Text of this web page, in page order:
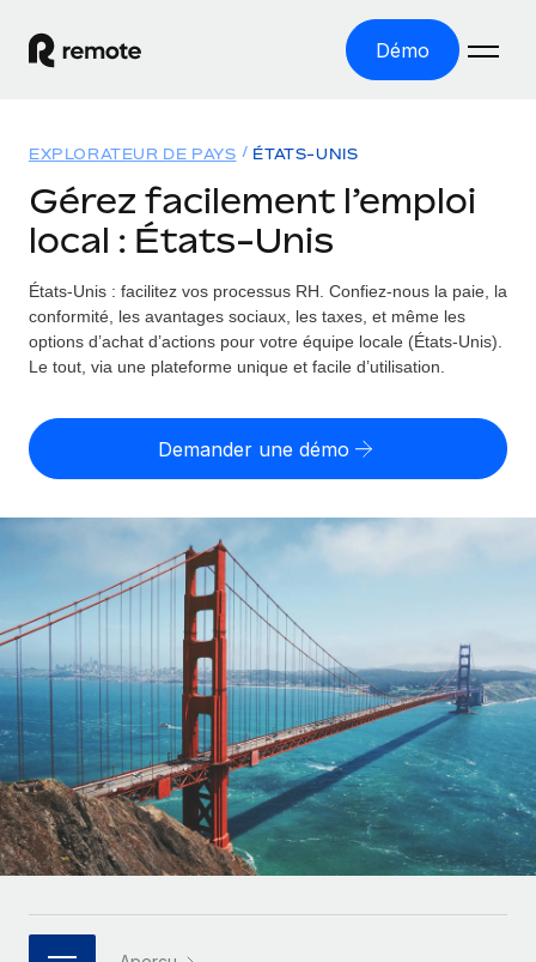
Démo
EMPLOI À L’INTERNATIONAL
Paie multipays
Gérez la paie facilement et en toute conformité
Employer of record
entités
Gestion des freelances
Intégrez et gérez vos freelances partout dans le monde
Sous-traitez les opérations complexes liées à l’emploi
INFRASTRUCTURE
Intégration Remote
Intégrez vos RH aux flux de travail en toute simplicité
Plateforme
Des fonctions RH clés intégrées pour votre équipe
Connectez n'importe quel outil d’IA à Remote grâce à
Solutions
COUVERTURE MONDIALE
Explorateur de pays
Toutes les informations sur l’emploi à l’international,
Explorateur des États-Unis (par État)
Simplifiez l’embauche à travers les différents États des
Comparer Remote
Examinez notre service par rapport aux autres
CROISSANCE
Start-ups
Des solutions agiles et internationales pour les RH et la
paie des entreprises en pleine croissance
Entreprises intermédiaires
Développez vos équipes avec des solutions RH sur
mesure
Entreprise
Les RH à l’international pour les grandes entreprises
Ressources
OUTILS & CALCULATEURS
Évaluez le risque de requalification de contrat par pays
Calculez le coût total des employés dans n’importe quel
Calculateur de paiement des freelances
Découvrez les devises disponibles et les vitesses de
paiement pour vos freelances internationaux
APPRENDRE AVEC REMOTE
Recherche et guides
Études de cas
Checklists et modèles
Tarification
Nederlands
Français
Deutsch
Español
Italiano
Português (Portugal)
日本語
Connexion
EXPLORATEUR DE PAYS ÉTATS-UNIS
Gérez facilement l’emploi
local : États-Unis
États-Unis : facilitez vos processus RH. Confiez-nous la paie, la
conformité, les avantages sociaux, les taxes, et même les
options d’achat d’actions pour votre équipe locale (États-Unis).
Le tout, via une plateforme unique et facile d’utilisation.
Demander une démo